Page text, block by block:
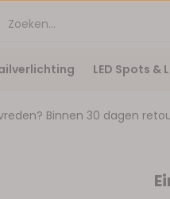
LED Spots &
Binnen 30 dagen